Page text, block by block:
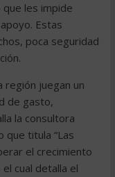
les impide
Estas
poca seguridad
región juegan un
de gasto,
la consultora
que titula “Las
el crecimiento
cual detalla el